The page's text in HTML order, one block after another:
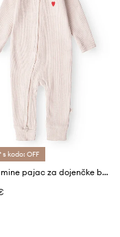
s kodo: OFF
That's mine pajac za dojenčke bombažen Stefania Onesie